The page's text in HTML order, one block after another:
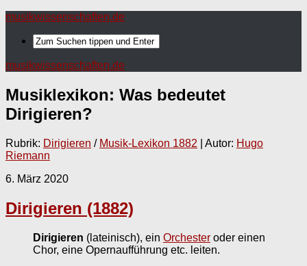
musikwissenschaften.de
musikwissenschaften.de
Musiklexikon: Was bedeutet
Dirigieren?
Rubrik: Dirigieren / Musik-Lexikon 1882 | Autor: Hugo
Riemann
6. März 2020
Dirigieren (1882)
Dirigieren (lateinisch), ein Orchester oder einen
Chor, eine Opernaufführung etc. leiten.